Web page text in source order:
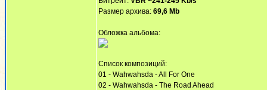
Размер архива: 69,6 Mb
Обложка альбома:
Список композиций:
01 - Wahwahsda - All For One
02 - Wahwahsda - The Road Ahead